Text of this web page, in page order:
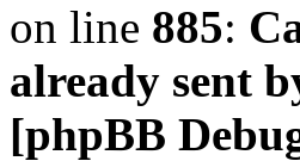
on line 885:
already sent
[phpBB